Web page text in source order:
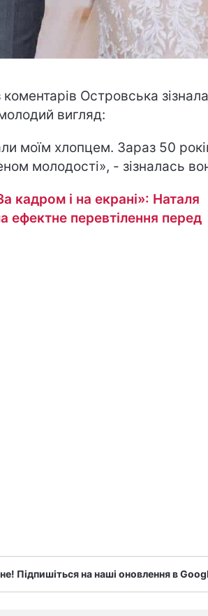
Островська
вигляд:
моїм хлопцем. Зараз 50
молодості», - зізналась
кадром і на екрані»: Наталя
ефектне перевтілення перед
Підпишіться на наші оновлення в